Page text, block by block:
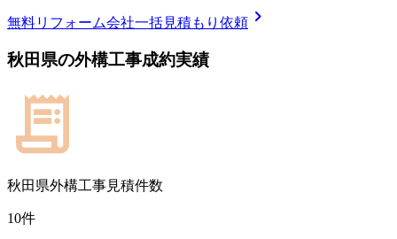
無料リフォーム会社一括見積もり依頼 chevron_right
秋田県の外構工事成約実績
秋田県外構工事見積件数
10件